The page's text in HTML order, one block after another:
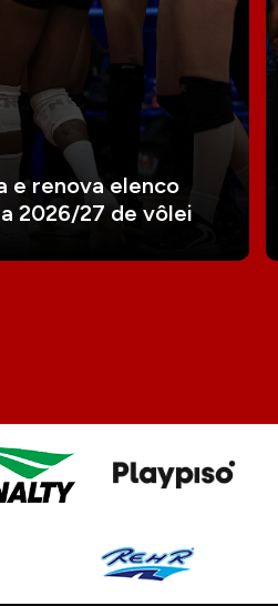
e renova elenco
2026/27 de vôlei